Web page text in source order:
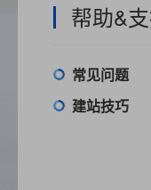
帮助&
常见问题
建站技巧